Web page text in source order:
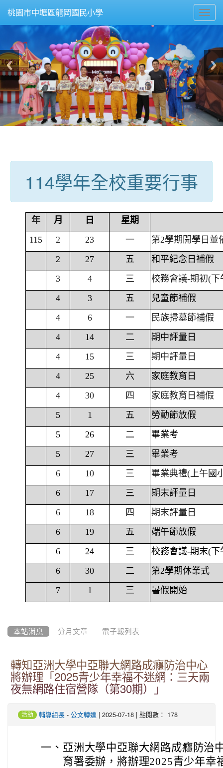
桃園市中壢區龍岡國民小學
114學年全校重要行事
年 月 日
星期
115
2 23 一
第2學期開學日並
2
27 五
和平紀念日補假
3
4 三
校務會議-期初(下
4
3 五
兒童節補假
4
6 一
民族掃墓節補假
4
14 二
期中評量日
4
15 三
期中評量日
4
25 六
家庭教育日
4
30 四
家庭教育日補假
5
1 五
勞動節放假
5
26 二
畢業考
5
27 三
畢業考
6
10 三
畢業典禮(上午國
6
17 三
期末評量日
6
18 四
期末評量日
6
19 五
端午節放假
6
24 三
校務會議-期末(下
6
30 二
第2學期休業式
7
1 三 暑假開始
本站消息 分月文章 電子報列表
轉知亞洲大學中亞聯大網路成癮防治中心
將辦理「2025青少年幸福不迷網：三天兩
夜無網路住宿營隊（第30期）」
活動 輔導組長 - 公文轉達 | 2025-07-18 | 點閱數： 178
一、 亞洲大學中亞聯大網路成癮防治
育署委辦，將辦理2025青少年幸